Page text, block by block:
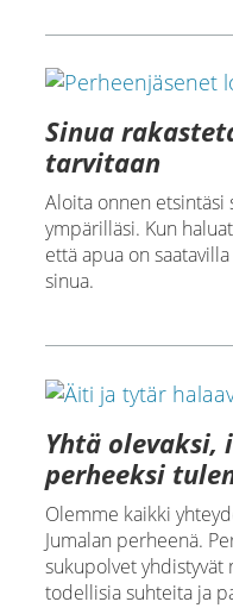
Sinua
tarvitaan
Aloita onnen etsintäsi
ympärilläsi. Kun
että apua on
sinua.
Yhtä
perheeksi
Olemme kaikki
Jumalan perheenä.
sukupolvet yhdistyvät
todellisia suhteita ja